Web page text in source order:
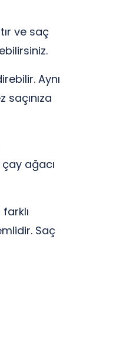
ve saç
Aynı
saçınıza
ağacı
Saç